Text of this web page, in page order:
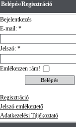
Belépés/Regisztráció
Bejelentkezés
E-mail: *
Jelszó: *
Emlékezzen rám!
Regisztráció
Jelszó emlékeztető
Adatkezelési Tájékoztató